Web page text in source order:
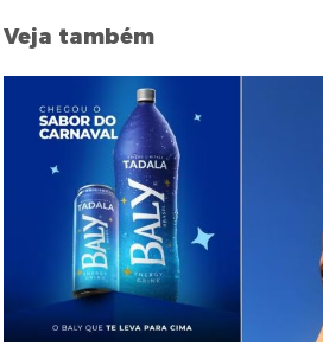
Veja também